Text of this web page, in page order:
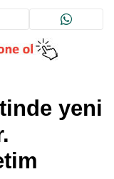
yeni